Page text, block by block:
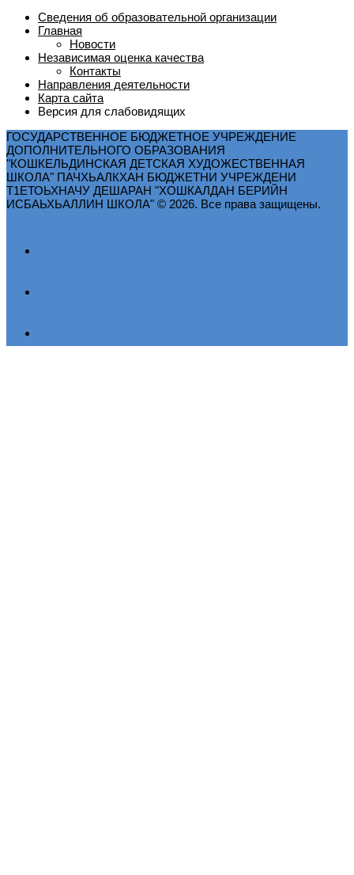
Сведения об образовательной организации
Главная
Новости
Независимая оценка качества
Контакты
Направления деятельности
Карта сайта
Версия для слабовидящих
ГОСУДАРСТВЕННОЕ БЮДЖЕТНОЕ УЧРЕЖДЕНИЕ
ДОПОЛНИТЕЛЬНОГО ОБРАЗОВАНИЯ
"КОШКЕЛЬДИНСКАЯ ДЕТСКАЯ ХУДОЖЕСТВЕННАЯ
ШКОЛА" ПАЧХЬАЛКХАН БЮДЖЕТНИ УЧРЕЖДЕНИ
Т1ЕТОЬХНАЧУ ДЕШАРАН "ХОШКАЛДАН БЕРИЙН
ИСБАЬХЬАЛЛИН ШКОЛА" © 2026. Все права защищены.